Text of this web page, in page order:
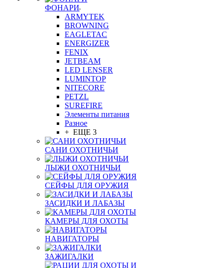
ФОНАРИ
ARMYTEK
BROWNING
EAGLETAC
ENERGIZER
FENIX
JETBEAM
LED LENSER
LUMINTOP
NITECORE
PETZL
SUREFIRE
Элементы питания
Разное
+ ЕЩЕ 3
САНИ ОХОТНИЧЬИ
ЛЫЖИ ОХОТНИЧЬИ
СЕЙФЫ ДЛЯ ОРУЖИЯ
ЗАСИДКИ И ЛАБАЗЫ
КАМЕРЫ ДЛЯ ОХОТЫ
НАВИГАТОРЫ
ЗАЖИГАЛКИ